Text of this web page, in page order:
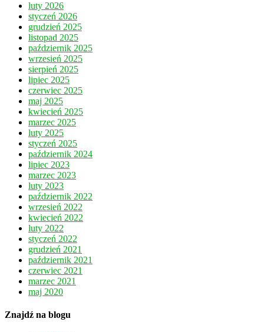
luty 2026
styczeń 2026
grudzień 2025
listopad 2025
październik 2025
wrzesień 2025
sierpień 2025
lipiec 2025
czerwiec 2025
maj 2025
kwiecień 2025
marzec 2025
luty 2025
styczeń 2025
październik 2024
lipiec 2023
marzec 2023
luty 2023
październik 2022
wrzesień 2022
kwiecień 2022
luty 2022
styczeń 2022
grudzień 2021
październik 2021
czerwiec 2021
marzec 2021
maj 2020
Znajdź na blogu